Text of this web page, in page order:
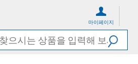
마이페이지